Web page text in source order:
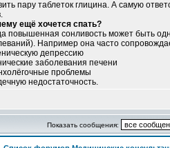
пару таблеток глицина. А самую
ещё хочется спать?
повышенная сонливость может быть
Например она часто
депрессию
заболевания печени
проблемы
недостаточность.
Показать сообщения: